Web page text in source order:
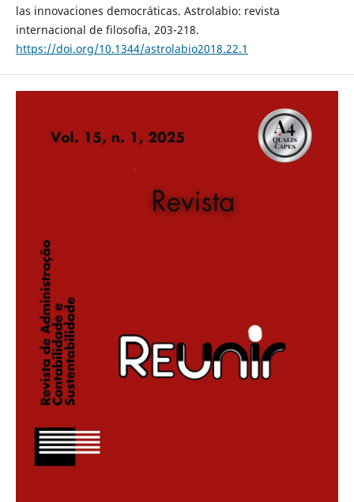
las innovaciones democráticas. Astrolabio: revista
internacional de filosofia, 203-218.
https://doi.org/10.1344/astrolabio2018.22.1